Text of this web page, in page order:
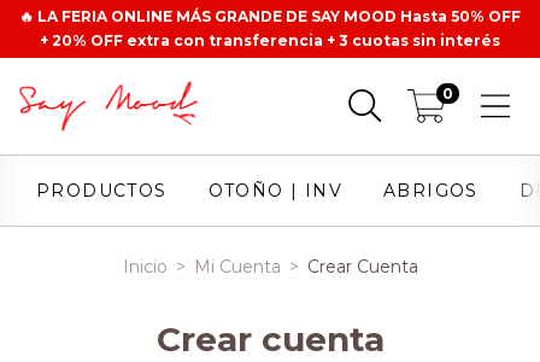
🔥 LA FERIA ONLINE MÁS GRANDE DE SAY MOOD Hasta 50% OFF
+ 20% OFF extra con transferencia + 3 cuotas sin interés
0
PRODUCTOS OTOÑO | INV ABRIGOS
Inicio > Mi Cuenta > Crear Cuenta
Crear cuenta